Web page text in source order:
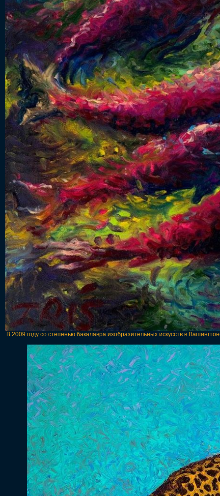
В 2009 году со степенью бакалавра изобразительных искусств в